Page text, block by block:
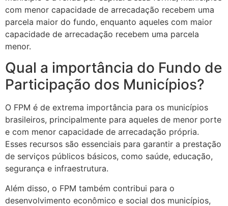
com menor capacidade de arrecadação recebem uma
parcela maior do fundo, enquanto aqueles com maior
capacidade de arrecadação recebem uma parcela
menor.
Qual a importância do Fundo de
Participação dos Municípios?
O FPM é de extrema importância para os municípios
brasileiros, principalmente para aqueles de menor porte
e com menor capacidade de arrecadação própria.
Esses recursos são essenciais para garantir a prestação
de serviços públicos básicos, como saúde, educação,
segurança e infraestrutura.
Além disso, o FPM também contribui para o
desenvolvimento econômico e social dos municípios,